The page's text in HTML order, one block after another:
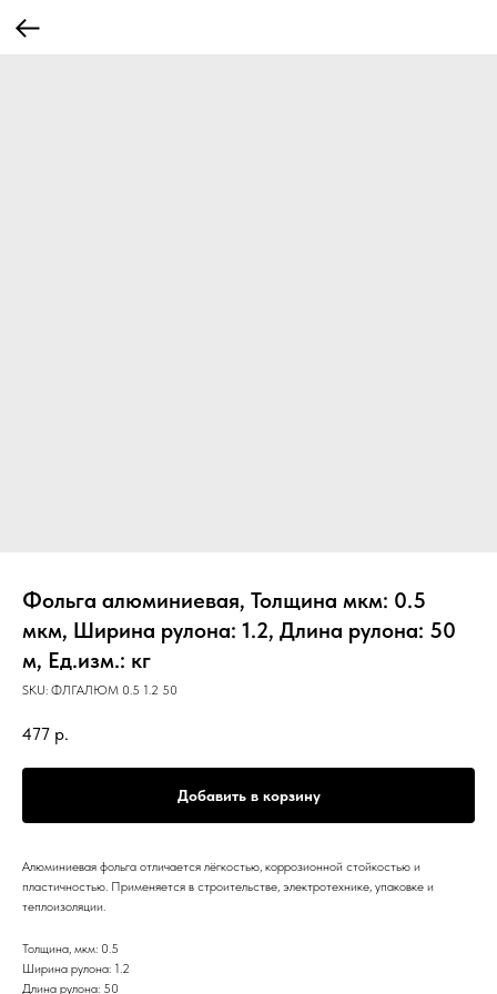
Фольга алюминиевая, Толщина мкм: 0.5
мкм, Ширина рулона: 1.2, Длина рулона: 50
м, Ед.изм.: кг
SKU: ФЛГАЛЮМ 0.5 1.2 50
477 р.
Добавить в корзину
Алюминиевая фольга отличается лёгкостью, коррозионной стойкостью и
пластичностью. Применяется в строительстве, электротехнике, упаковке и
теплоизоляции.
Толщина, мкм: 0.5
Ширина рулона: 1.2
Длина рулона: 50